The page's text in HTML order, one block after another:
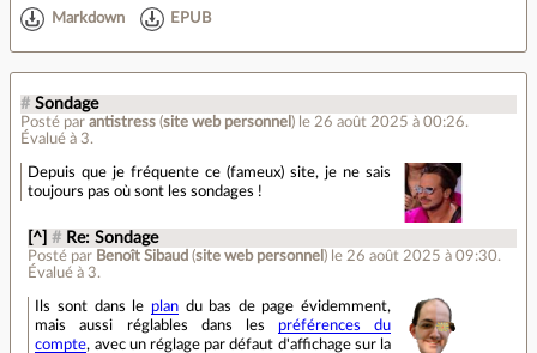
Markdown EPUB
# Sondage
Posté par antistress (site web personnel ) le 26 août 2025 à 00:26.
Évalué à 3.
Depuis que je fréquente ce (fameux) site, je ne sais
toujours pas où sont les sondages !
[^] # Re: Sondage
Posté par Benoît Sibaud (site web personnel ) le 26 août 2025 à 09:30.
Évalué à 3.
Ils sont dans le plandu bas de page évidemment,
mais aussi réglables dans les préférences du
compte, avec un réglage par défaut d'affichage sur la